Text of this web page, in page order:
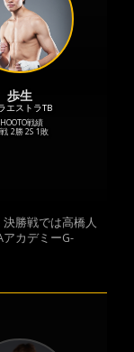
歩生
エストラTB
戦績
2勝 2S 1敗
勝戦では高橋人
アカデミーG-